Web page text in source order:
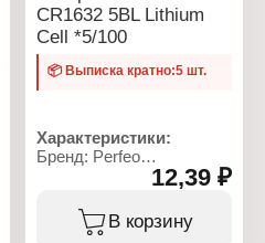
CR1632 5BL Lithium
Cell *5/100
📦 Выписка кратно:5 шт.
Характеристики:
Бренд: Perfeo
Артикул: PF CR1632/5BL
Тип товара: Батарейка
Типоразмер: CR1632
12,39 ₽
В корзину